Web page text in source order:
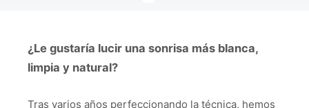
¿Le gustaría lucir una sonrisa más blanca,
limpia y natural?
Tras varios años perfeccionando la técnica, hemos